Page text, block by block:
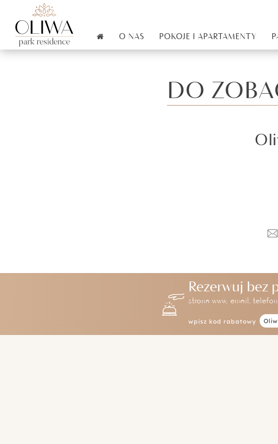
O NAS POKOJE I APARTAMENTY
DO
Rezerwuj bez
strona www, email, telefon
wpisz kod rabatowy